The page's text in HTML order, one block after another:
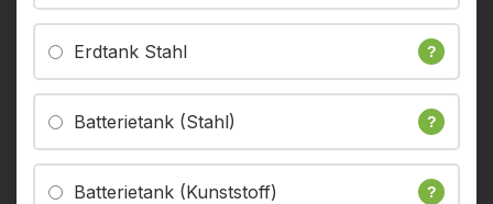
Erdtank Stahl ?
Batterietank (Stahl) ?
Batterietank (Kunststoff) ?